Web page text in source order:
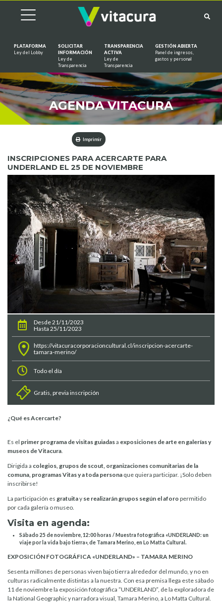
PLATAFORMA
Ley del Lobby
SOLICITAR
INFORMACIÓN
Ley de
Transparencia
TRANSPARENCIA
ACTIVA
Ley de
Transparencia
GESTIÓN ABIERTA
Panel de ingresos,
gastos y personal
AGENDA VITACURA
Imprimir
INSCRIPCIONES PARA ACERCARTE PARA
UNDERLAND EL 25 DE NOVIEMBRE
Desde 21/11/2023
Hasta 25/11/2023
https://vitacuracorporacioncultural.cl/inscripcion-acercarte-
tamara-merino/
Todo el día
Gratis, previa inscripción
¿Qué es Acercarte?
Es el primer programa de visitas guiadasa exposiciones de arte en galerías y
museos de Vitacura
Dirigida a colegios, grupos de scout, organizaciones comunitarias de la
comuna, programas Vitasy a toda persona que quiera participar. ¡Solo deben
inscribirse!
La participación es gratuitay se realizarán grupos según el aforo permitido
por cada galería o museo.
Visita en agenda:
Sábado 25 de noviembre, 12:00 horas / Muestra fotográfica «UNDERLAND: un
viaje por la vida bajo tierra», de Tamara Merino, en Lo Matta Cultural.
EXPOSICIÓN FOTOGRÁFICA «UNDERLAND» – TAMARA MERINO
Sesenta millones de personas viven bajo tierra alrededor del mundo, y no en
culturas radicalmente distintas a la nuestra. Con esa premisa llega este sábado
11 de noviembre la exposición fotográfica “UNDERLAND”, de la exploradora de
la National Geographic y narradora visual, Tamara Merino, a Lo Matta Cultural.